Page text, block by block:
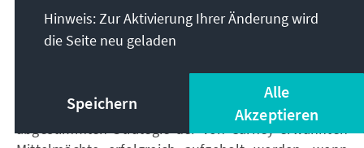
Eine dritte Dimension für Konflikte unabhängig von
territorialen Aspekten kommt hinzu: Die hybride
Systeme. Der technologische Vorsprung der USA
kann unter Umständen unabhängig mit von einer
abgestimmten Strategie der von Carney erwähnten
Hinweis: Zur Aktivierung Ihrer Änderung wird
die Seite neu geladen
Speichern
Alle
Akzeptieren